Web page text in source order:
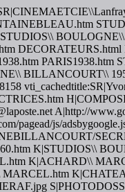
DECORATEURS.html
PARIS1938.htm
BILLANCOURT\\
A|http://
pagead/js/
K|STUDIOS\\
K|ACHARD\\